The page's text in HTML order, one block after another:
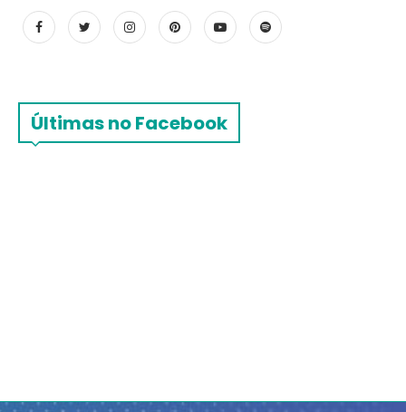
Últimas no Facebook